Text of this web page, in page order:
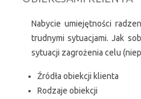
Nabycie umiejętności
trudnymi sytuacjami. Jak
sytuacji zagrożenia celu
Źródła obiekcji klienta
Rodzaje obiekcji